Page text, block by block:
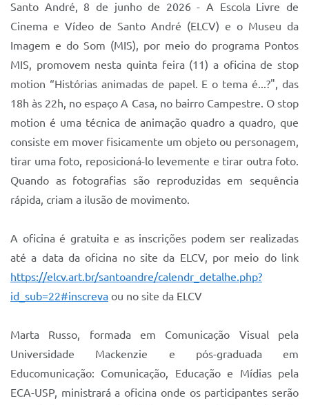
Parque Escola
Portal da Educação
Quadra Fiscal
SIC
Autarquias
Santo André, 8 de junho de 2026 - A Escola Livre de
Cinema e Vídeo de Santo André (ELCV) e o Museu da
Imagem e do Som (MIS), por meio do programa Pontos
MIS, promovem nesta quinta feira (11) a oficina de stop
motion “Histórias animadas de papel. E o tema é...?", das
18h às 22h, no espaço A Casa, no bairro Campestre. O stop
motion é uma técnica de animação quadro a quadro, que
consiste em mover fisicamente um objeto ou personagem,
tirar uma foto, reposicioná-lo levemente e tirar outra foto.
Quando as fotografias são reproduzidas em sequência
rápida, criam a ilusão de movimento.
A oficina é gratuita e as inscrições podem ser realizadas
até a data da oficina no site da ELCV, por meio do link
https://elcv.art.br/santoandre/calendr_detalhe.php?
id_sub=22#inscreva ou no site da ELCV
Marta Russo, formada em Comunicação Visual pela
Universidade Mackenzie e pós-graduada em
Educomunicação: Comunicação, Educação e Mídias pela
ECA-USP, ministrará a oficina onde os participantes serão